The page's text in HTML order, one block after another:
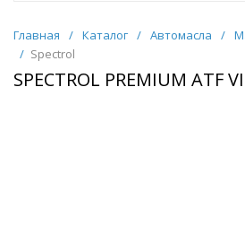
Главная / Каталог / Автомасла /
/ Spectrol
SPECTROL PREMIUM ATF